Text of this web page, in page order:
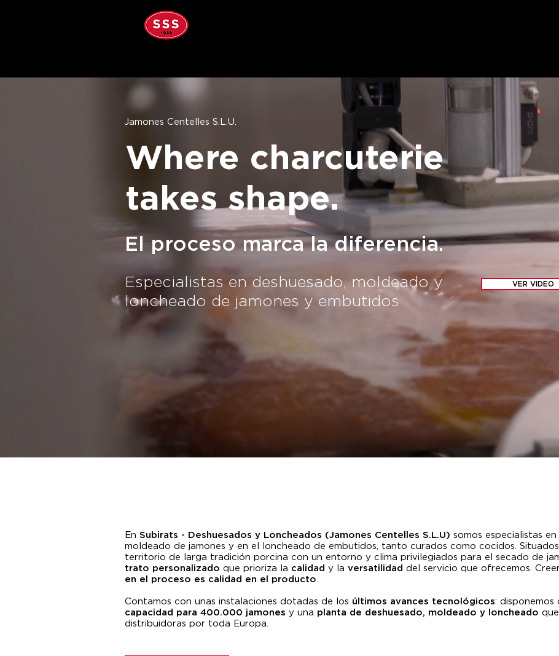
Jamones Centelles S.L.U.
Where charcuterie
takes shape.
El proceso marca la diferencia.
Especialistas en deshuesado, moldeado y
loncheado de jamones y embutidos
VER VIDEO
En Subirats - Deshuesados y Loncheados (Jamones Centelles S.L.U) somos especialistas
moldeado de jamones y en el loncheado de embutidos, tanto curados como cocidos.
territorio de larga tradición porcina con un entorno y clima privilegiados para el secado de
trato personalizado que prioriza la calidad y la versatilidad del servicio que ofrecemos.
en el proceso es calidad en el producto.
Contamos con unas instalaciones dotadas de los últimos avances tecnológicos: disponemos
capacidad para 400.000 jamones y una planta de deshuesado, moldeado y loncheado
distribuidoras por toda Europa.